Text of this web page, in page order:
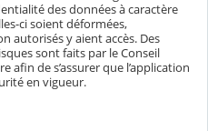
des données à caractère
ci soient déformées,
autorisés y aient accès. Des
sont faits par le Conseil
de s’assurer que l’application
en vigueur.